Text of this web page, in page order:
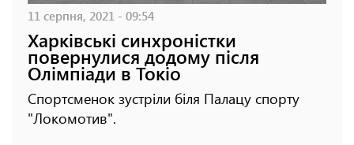
11 серпня, 2021 - 09:54
Харківські синхроністки
повернулися додому після
Олімпіади в Токіо
Спортсменок зустріли біля Палацу спорту
"Локомотив".